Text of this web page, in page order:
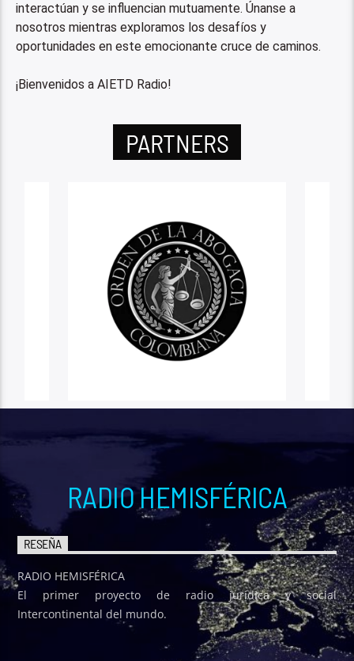
interactúan y se influencian mutuamente. Únanse a
nosotros mientras exploramos los desafíos y
oportunidades en este emocionante cruce de caminos.
¡Bienvenidos a AIETD Radio!
PARTNERS
RADIO HEMISFÉRICA
RESEÑA
RADIO HEMISFÉRICA
El primer proyecto de radio jurídica y social
Intercontinental del mundo.